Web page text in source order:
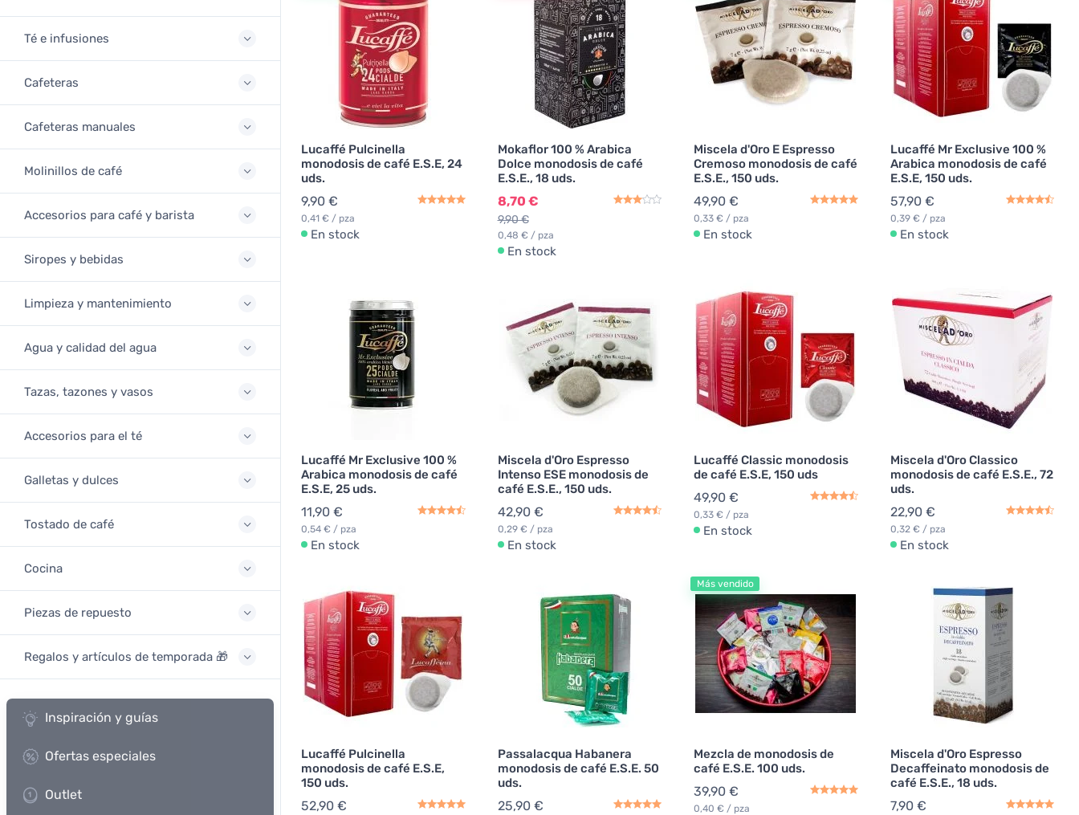
Té e infusiones
Cafeteras
Cafeteras manuales
Molinillos de café
Accesorios para café y barista
Siropes y bebidas
Limpieza y mantenimiento
Agua y calidad del agua
Tazas, tazones y vasos
Accesorios para el té
Galletas y dulces
Tostado de café
Cocina
Piezas de repuesto
Regalos y artículos de temporada 🎁
Inspiración y guías
Ofertas especiales
Outlet
Lucaffé Pulcinella
monodosis de café E.S.E, 24
uds.
9,90 €
0,41 € / pza
En stock
Mokaflor 100 % Arabica
Dolce monodosis de café
E.S.E., 18 uds.
8,70 €
9,90 €
0,48 € / pza
En stock
Miscela d'Oro E Espresso
Cremoso monodosis de café
E.S.E., 150 uds.
49,90 €
0,33 € / pza
En stock
Lucaffé Mr Exclusive 100 %
Arabica monodosis de café
E.S.E, 150 uds.
57,90 €
0,39 € / pza
En stock
Lucaffé Mr Exclusive 100 %
Arabica monodosis de café
E.S.E, 25 uds.
11,90 €
0,54 € / pza
En stock
Miscela d'Oro Espresso
Intenso ESE monodosis de
café E.S.E., 150 uds.
42,90 €
0,29 € / pza
En stock
Lucaffé Classic monodosis
de café E.S.E, 150 uds
49,90 €
0,33 € / pza
En stock
Miscela d'Oro Classico
monodosis de café E.S.E., 72
uds.
22,90 €
0,32 € / pza
En stock
Lucaffé Pulcinella
monodosis de café E.S.E,
150 uds.
52,90 €
Passalacqua Habanera
monodosis de café E.S.E. 50
uds.
25,90 €
Más vendido
Mezcla de monodosis de
café E.S.E. 100 uds.
39,90 €
0,40 € / pza
Miscela d'Oro Espresso
Decaffeinato monodosis de
café E.S.E., 18 uds.
7,90 €